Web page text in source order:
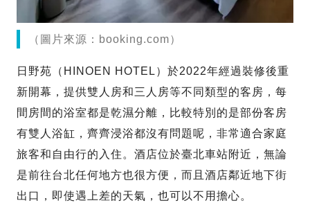
（圖片來源：booking.com）
日野苑（HINOEN HOTEL）於2022年經過裝修後重
新開幕，提供雙人房和三人房等不同類型的客房，每
間房間的浴室都是乾濕分離，比較特別的是部份客房
有雙人浴缸，齊齊浸浴都沒有問題呢，非常適合家庭
旅客和自由行的入住。酒店位於臺北車站附近，無論
是前往台北任何地方也很方便，而且酒店鄰近地下街
出口，即使遇上差的天氣，也可以不用擔心。